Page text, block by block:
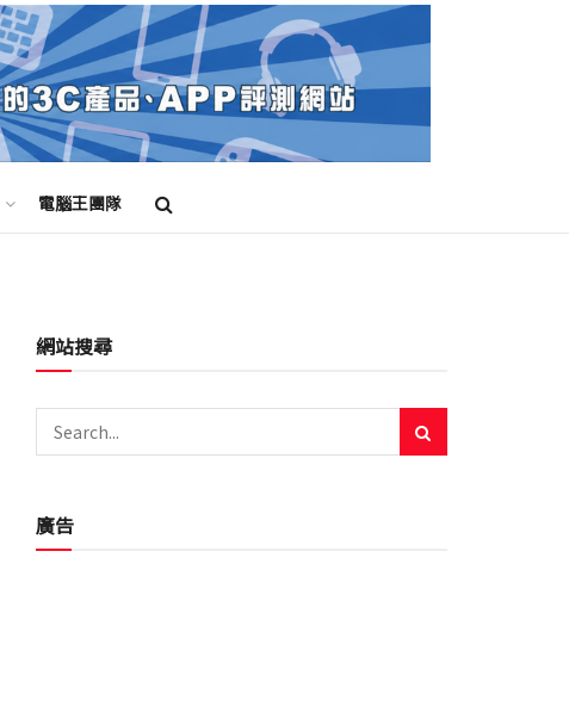
電腦王團隊
網站搜尋
廣告